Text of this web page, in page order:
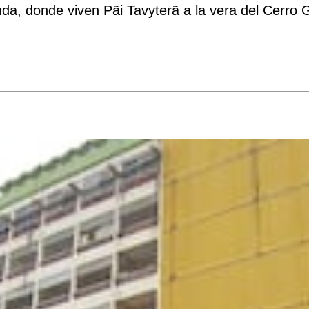
donde viven Pãi Tavyterã a la vera del Cerro